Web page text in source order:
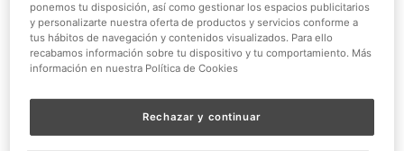
ponemos tu disposición, así como gestionar los espacios publicitarios
y personalizarte nuestra oferta de productos y servicios conforme a
tus hábitos de navegación y contenidos visualizados. Para ello
recabamos información sobre tu dispositivo y tu comportamiento. Más
información en nuestra Política de Cookies
Rechazar y continuar